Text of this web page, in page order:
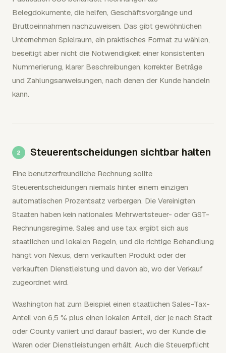
Belegdokumente, die helfen, Geschäftsvorgänge und
Bruttoeinnahmen nachzuweisen. Das gibt gewöhnlichen
Unternehmen Spielraum, ein praktisches Format zu wählen,
beseitigt aber nicht die Notwendigkeit einer konsistenten
Nummerierung, klarer Beschreibungen, korrekter Beträge
und Zahlungsanweisungen, nach denen der Kunde handeln
kann.
Steuerentscheidungen sichtbar halten
Eine benutzerfreundliche Rechnung sollte
Steuerentscheidungen niemals hinter einem einzigen
automatischen Prozentsatz verbergen. Die Vereinigten
Staaten haben kein nationales Mehrwertsteuer- oder GST-
Rechnungsregime. Sales and use tax ergibt sich aus
staatlichen und lokalen Regeln, und die richtige Behandlung
hängt von Nexus, dem verkauften Produkt oder der
verkauften Dienstleistung und davon ab, wo der Verkauf
zugeordnet wird.
Washington hat zum Beispiel einen staatlichen Sales-Tax-
Anteil von 6,5 % plus einen lokalen Anteil, der je nach Stadt
oder County variiert und darauf basiert, wo der Kunde die
Waren oder Dienstleistungen erhält. Auch die Steuerpflicht